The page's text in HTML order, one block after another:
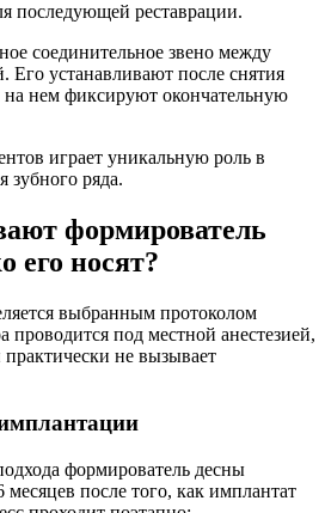
последующей реставрации.
соединительное звено между
Его устанавливают после снятия
нем фиксируют окончательную
играет уникальную роль в
зубного ряда.
формирователь
его носят?
выбранным протоколом
под местной анестезией,
не вызывает
формирователь десны
месяцев после того, как имплантат